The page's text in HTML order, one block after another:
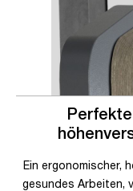
Ein ergonomischer,
gesundes Arbeiten,